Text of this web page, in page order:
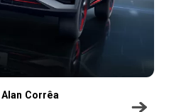
Corrêa